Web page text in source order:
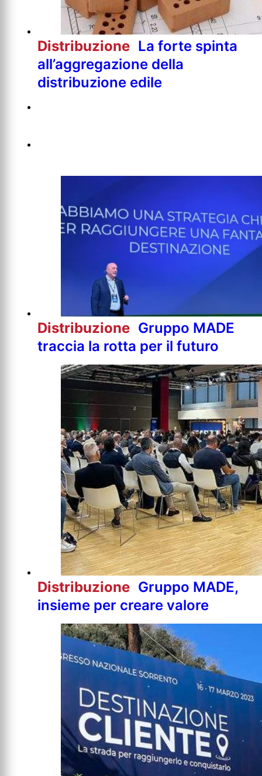
Distribuzione La forte spinta
all’aggregazione della
distribuzione edile
Distribuzione Gruppo MADE
traccia la rotta per il futuro
Distribuzione Gruppo MADE,
insieme per creare valore